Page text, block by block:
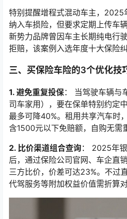
特别提醒增程式混动车主，2025
纳入车损险，但要求定期上传车
新势力品牌曾因车主长期纯电行
拒赔，该案例入选年度十大保险纠
三、买保险车险的3个优化技
1. 避免重复投保： 当驾驶车辆与
司车家用），要在保单特别约定
最多可降40%。租用共享汽车时
含1500元以下免赔额，自购无需
2. 比价渠道组合查询： 2025年
后，通过保险公司官网、车企直
三方比价，价差可达23%。不过
代驾服务等附加权益价值需折算对